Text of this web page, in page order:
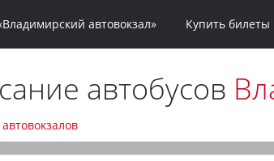
автовокзал» Купить билеты
автобусов